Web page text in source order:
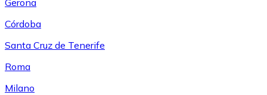
Gerona
Córdoba
Santa Cruz de Tenerife
Roma
Milano